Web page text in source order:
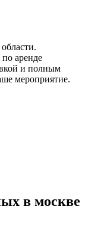
аренде
и полным
мероприятие.
в москве